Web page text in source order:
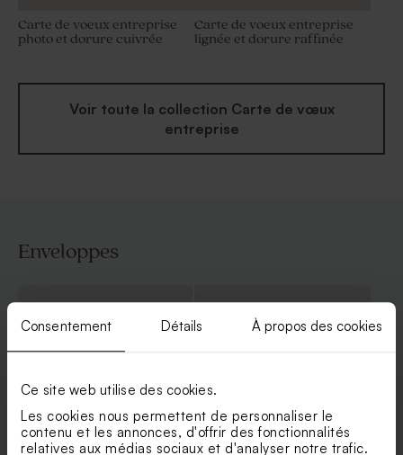
Consentement Détails À propos des cookies
Ce site web utilise des cookies.
Les cookies nous permettent de personnaliser le
contenu et les annonces, d'offrir des fonctionnalités
relatives aux médias sociaux et d'analyser notre trafic.
Carte de voeux entreprise
photo et dorure cuivrée
Carte de voeux entreprise
lignée et dorure raffinée
Voir toute la collection Carte de vœux
entreprise
Enveloppes